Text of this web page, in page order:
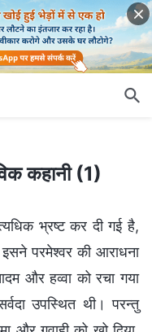
कहानी (1)
भ्रष्ट कर दी गई है,
परमेश्वर की आराधना
और हव्वा को रचा गया
उपस्थित थी। परन्तु